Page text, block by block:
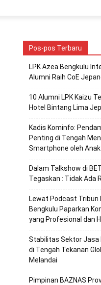
Pos-pos Terbaru
LPK Azea Bengkulu
Alumni Raih CoE
10 Alumni LPK Kaizu
Hotel Bintang Lima
Kadis Kominfo:
Penting di Tengah
Smartphone oleh Anak
Dalam Talkshow di
Tegaskan : Tidak Ada
Lewat Podcast Tribun
Bengkulu Paparkan
yang Profesional dan
Stabilitas Sektor Jasa
di Tengah Tekanan
Melandai
Pimpinan BAZNAS